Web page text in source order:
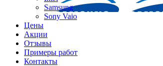
Samsung
Sony Vaio
Цены
Акции
Отзывы
Примеры работ
Контакты